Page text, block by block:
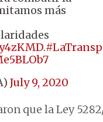
más
.
July 9, 2020
que la Ley